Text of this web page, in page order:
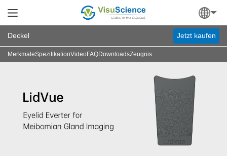
Deckel Jetzt kaufen
MerkmaleSpezifikationVideo FAQDownloadsZeugnis